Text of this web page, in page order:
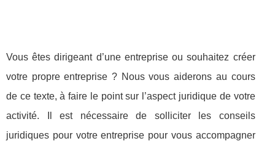
Vous êtes dirigeant d’une entreprise ou souhaitez créer
votre propre entreprise ? Nous vous aiderons au cours
de ce texte, à faire le point sur l’aspect juridique de votre
activité. Il est nécessaire de solliciter les conseils
juridiques pour votre entreprise pour vous accompagner